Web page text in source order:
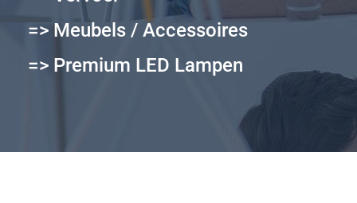
=> Meubels / Accessoires
=> Premium LED Lampen